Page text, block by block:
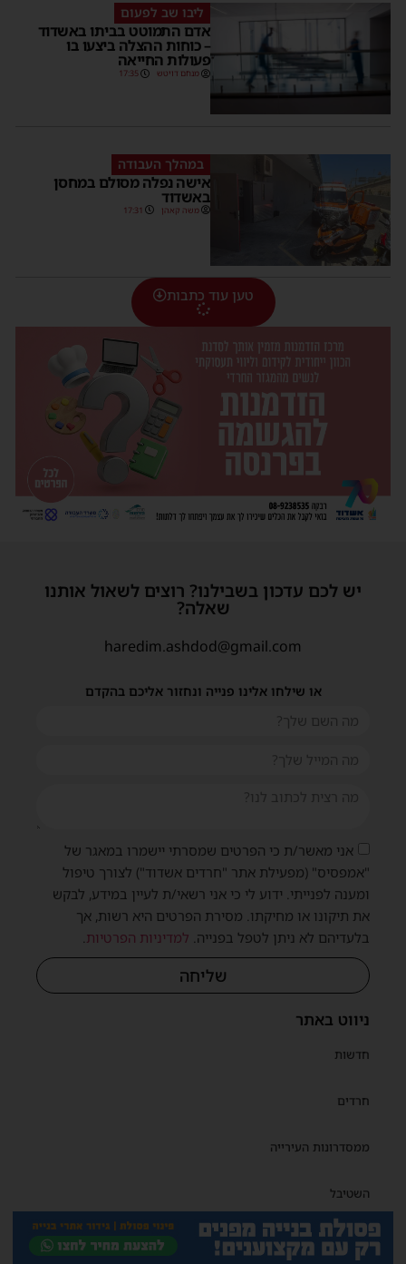
ליבו שב לפעום
אדם התמוטט בביתו באשדוד
– כוחות ההצלה ביצעו בו
פעולות החייאה
מנחם דויטש 17:35
במהלך העבודה
אישה נפלה מסולם במחסן
באשדוד
משה קאהן 17:31
טען עוד כתבות
ניווט באתר
חדשות
חרדים
ממסדרונות העירייה
השטיבל
תנאי שימוש
יש לכם עדכון בשבילנו? רוצים לשאול אותנו
שאלה?
haredim.ashdod@gmail.com
או שילחו אלינו פנייה ונחזור אליכם בהקדם
אני מאשר/ת כי הפרטים שמסרתי יישמרו במאגר של
"אמפסיס" (מפעילת אתר "חרדים אשדוד") לצורך טיפול
ומענה לפנייתי. ידוע לי כי אני רשאי/ת לעיין במידע, לבקש
את תיקונו או מחיקתו. מסירת הפרטים היא רשות, אך
בלעדיהם לא ניתן לטפל בפנייה. למדיניות הפרטיות.
שליחה